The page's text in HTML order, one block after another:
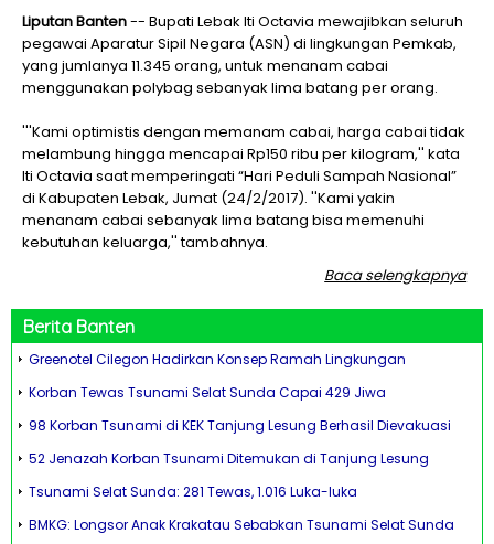
Liputan Banten-- Bupati Lebak Iti Octavia mewajibkan seluruh
pegawai Aparatur Sipil Negara (ASN) di lingkungan Pemkab,
yang jumlanya 11.345 orang, untuk menanam cabai
menggunakan polybag sebanyak lima batang per orang.
'''Kami optimistis dengan memanam cabai, harga cabai tidak
melambung hingga mencapai Rp150 ribu per kilogram,'' kata
Iti Octavia saat memperingati “Hari Peduli Sampah Nasional”
di Kabupaten Lebak, Jumat (24/2/2017). ''Kami yakin
menanam cabai sebanyak lima batang bisa memenuhi
kebutuhan keluarga,'' tambahnya.
Baca selengkapnya
Berita Banten
Greenotel Cilegon Hadirkan Konsep Ramah Lingkungan
Korban Tewas Tsunami Selat Sunda Capai 429 Jiwa
98 Korban Tsunami di KEK Tanjung Lesung Berhasil Dievakuasi
52 Jenazah Korban Tsunami Ditemukan di Tanjung Lesung
Tsunami Selat Sunda: 281 Tewas, 1.016 Luka-luka
BMKG: Longsor Anak Krakatau Sebabkan Tsunami Selat Sunda